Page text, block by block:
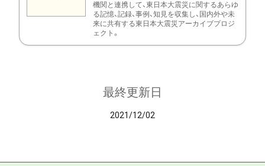
機関と連携して、東日本大震災に関するあらゆ
る記憶、記録、事例、知見を収集し、国内外や未
来に共有する東日本大震災アーカイブプロジ
ェクト。
最終更新日
2021/12/02